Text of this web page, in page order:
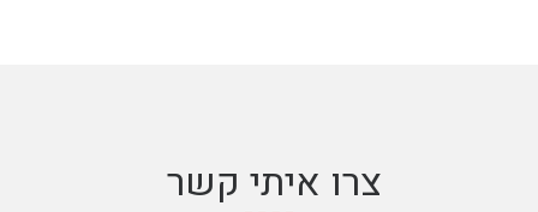
צרו איתי קשר